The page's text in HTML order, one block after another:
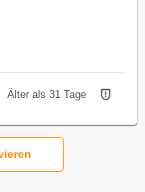
Älter als 31 Tage